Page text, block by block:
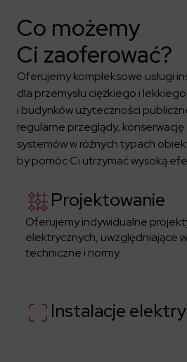
Co możemy
Ci zaoferować?
Oferujemy kompleksowe usługi
dla przemysłu ciężkiego i
i budynków użyteczności
regularne przeglądy,
systemów w różnych typach
by pomóc Ci utrzymać wysoką
Projektowanie
Oferujemy indywidualne
elektrycznych, uwzględniające
techniczne i normy.
Instalacje